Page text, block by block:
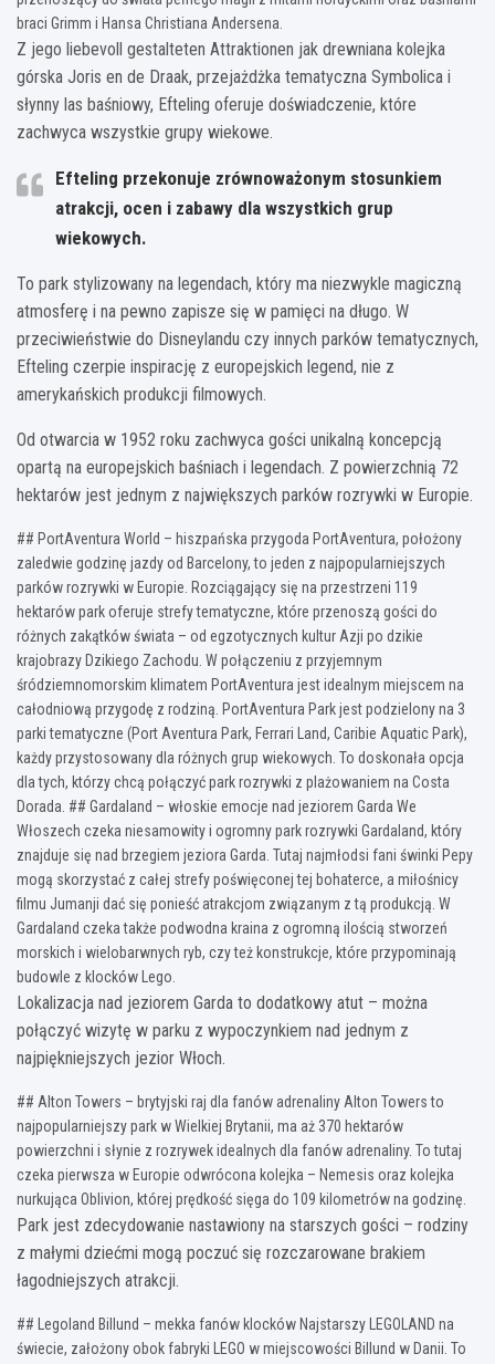
braci Grimm i Hansa Christiana Andersena.
Z jego liebevoll gestalteten Attraktionen jak drewniana kolejka
górska Joris en de Draak, przejażdżka tematyczna Symbolica i
słynny las baśniowy, Efteling oferuje doświadczenie, które
zachwyca wszystkie grupy wiekowe.
Efteling przekonuje zrównoważonym stosunkiem
atrakcji, ocen i zabawy dla wszystkich grup
wiekowych.
To park stylizowany na legendach, który ma niezwykle magiczną
atmosferę i na pewno zapisze się w pamięci na długo. W
przeciwieństwie do Disneylandu czy innych parków tematycznych,
Efteling czerpie inspirację z europejskich legend, nie z
amerykańskich produkcji filmowych.
Od otwarcia w 1952 roku zachwyca gości unikalną koncepcją
opartą na europejskich baśniach i legendach. Z powierzchnią 72
hektarów jest jednym z największych parków rozrywki w Europie.
## PortAventura World – hiszpańska przygoda PortAventura, położony
zaledwie godzinę jazdy od Barcelony, to jeden z najpopularniejszych
parków rozrywki w Europie. Rozciągający się na przestrzeni 119
hektarów park oferuje strefy tematyczne, które przenoszą gości do
różnych zakątków świata – od egzotycznych kultur Azji po dzikie
krajobrazy Dzikiego Zachodu. W połączeniu z przyjemnym
śródziemnomorskim klimatem PortAventura jest idealnym miejscem na
całodniową przygodę z rodziną. PortAventura Park jest podzielony na 3
parki tematyczne (Port Aventura Park, Ferrari Land, Caribie Aquatic Park),
każdy przystosowany dla różnych grup wiekowych. To doskonała opcja
dla tych, którzy chcą połączyć park rozrywki z plażowaniem na Costa
Dorada. ## Gardaland – włoskie emocje nad jeziorem Garda We
Włoszech czeka niesamowity i ogromny park rozrywki Gardaland, który
znajduje się nad brzegiem jeziora Garda. Tutaj najmłodsi fani świnki Pepy
mogą skorzystać z całej strefy poświęconej tej bohaterce, a miłośnicy
filmu Jumanji dać się ponieść atrakcjom związanym z tą produkcją. W
Gardaland czeka także podwodna kraina z ogromną ilością stworzeń
morskich i wielobarwnych ryb, czy też konstrukcje, które przypominają
budowle z klocków Lego.
Lokalizacja nad jeziorem Garda to dodatkowy atut – można
połączyć wizytę w parku z wypoczynkiem nad jednym z
najpiękniejszych jezior Włoch.
## Alton Towers – brytyjski raj dla fanów adrenaliny Alton Towers to
najpopularniejszy park w Wielkiej Brytanii, ma aż 370 hektarów
powierzchni i słynie z rozrywek idealnych dla fanów adrenaliny. To tutaj
czeka pierwsza w Europie odwrócona kolejka – Nemesis oraz kolejka
nurkująca Oblivion, której prędkość sięga do 109 kilometrów na godzinę.
Park jest zdecydowanie nastawiony na starszych gości – rodziny
z małymi dziećmi mogą poczuć się rozczarowane brakiem
łagodniejszych atrakcji.
## Legoland Billund – mekka fanów klocków Najstarszy LEGOLAND na
świecie, założony obok fabryki LEGO w miejscowości Billund w Danii. To